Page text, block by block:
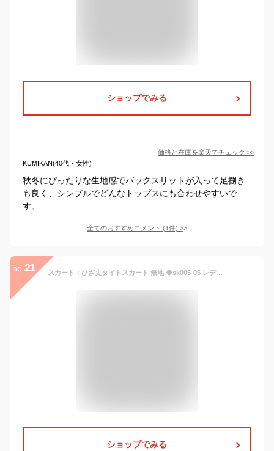
ショップでみる
価格と在庫を楽天でチェック >>
KUMIKAN(40代・女性)
秋冬にぴったりな生地感でバックスリットが入って足捌き
も良く、シンプルでどんなトップスにも合わせやすいで
す。
全てのおすすめコメント (1件) >
no. 21 スカート：ひざ丈タイトスカート 無地 ◆sk005-05 レディース きれいめ 30代 40代 50代 着やせ 大人 上品 エレガント 大きいサイズ シンプル フォーマル オフィス カジュアル 結婚式 入園式 卒園式 入学式 卒業式 セレモニー 膝丈 ひざ丈 タイト スリットなし 黒 夏 秋
ショップでみる